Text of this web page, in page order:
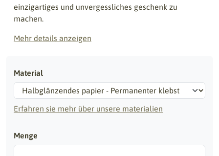
einzigartiges und unvergessliches geschenk zu
machen.
Mehr details anzeigen
Material
Erfahren sie mehr über unsere materialien
Menge